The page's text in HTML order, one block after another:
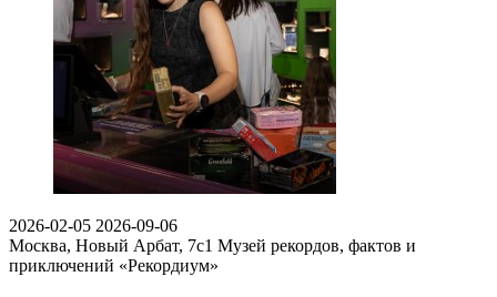
2026-02-05 2026-09-06
Москва, Новый Арбат, 7с1 Музей рекордов, фактов и
приключений «Рекордиум»